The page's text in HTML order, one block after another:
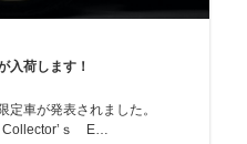
荷します！
車が発表されました。
ｓ E…